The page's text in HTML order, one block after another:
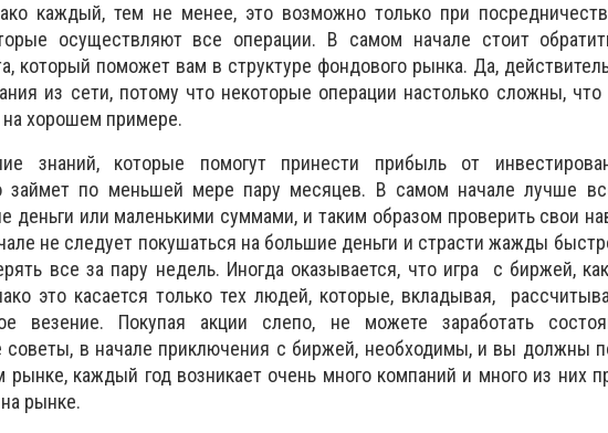
каждый, тем не менее, это возможно только при
осуществляют все операции. В самом начале стоит
который поможет вам в структуре фондового рынка. Да,
из сети, потому что некоторые операции настолько сложны,
хорошем примере.
знаний, которые помогут принести прибыль от
займет по меньшей мере пару месяцев. В самом начале лучше
деньги или маленькими суммами, и таким образом проверить свои
не следует покушаться на большие деньги и страсти жажды
все за пару недель. Иногда оказывается, что игра с биржей,
это касается только тех людей, которые, вкладывая,
везение. Покупая акции слепо, не можете заработать
советы, в начале приключения с биржей, необходимы, и вы должны
рынке, каждый год возникает очень много компаний и много из них
рынке.